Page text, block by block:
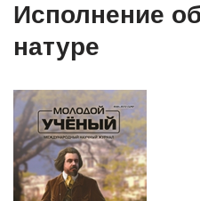
Исполнение
натуре